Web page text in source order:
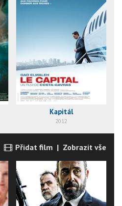
Kapitál
2012
Přidat film | Zobrazit vše